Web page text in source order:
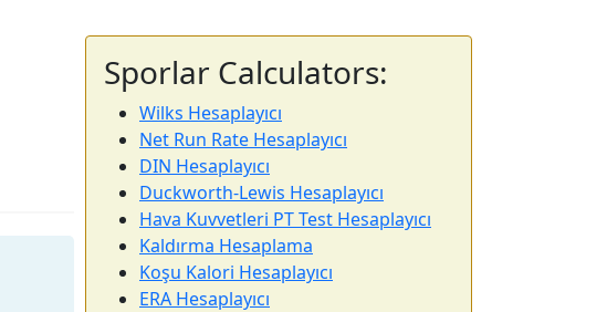
Sporlar Calculators:
Wilks Hesaplayıcı
Net Run Rate Hesaplayıcı
DIN Hesaplayıcı
Duckworth-Lewis Hesaplayıcı
Hava Kuvvetleri PT Test Hesaplayıcı
Kaldırma Hesaplama
Koşu Kalori Hesaplayıcı
ERA Hesaplayıcı